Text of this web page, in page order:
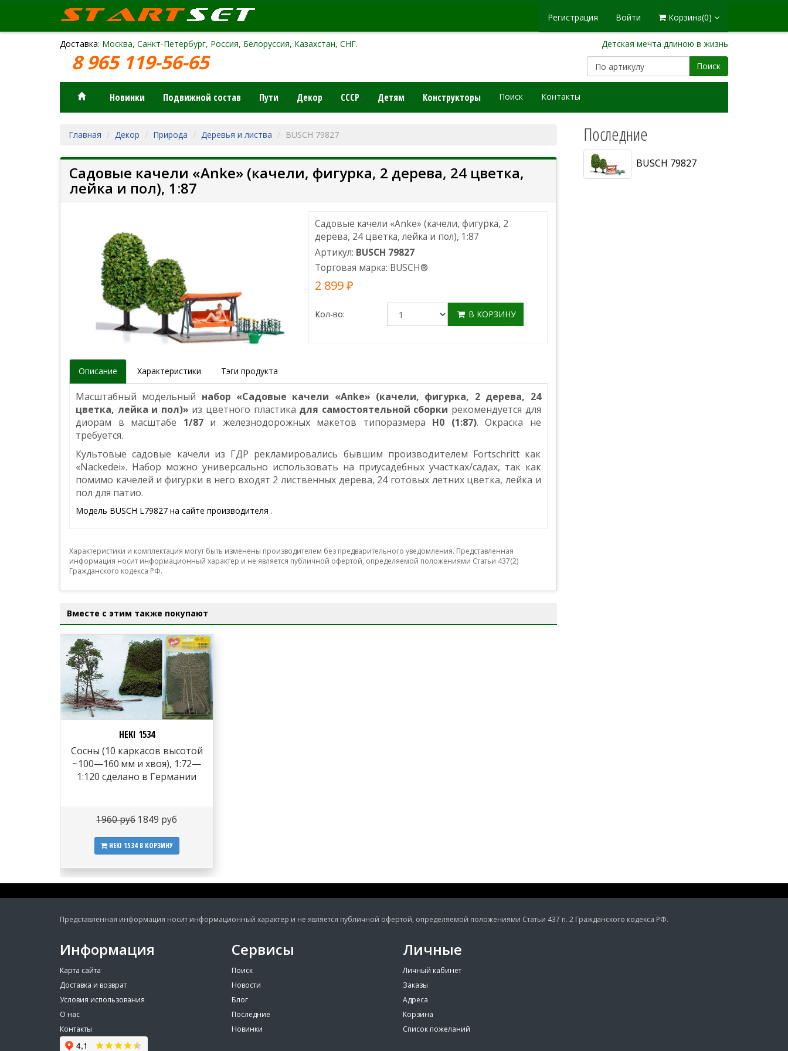
Доставка: Москва, Санкт-Петербург, Россия, Белоруссия, Казахстан, СНГ. Детская мечта длиною в жизнь
Регистрация Войти Корзина(0)
8 965 119-56-65 Поиск
Новинки Подвижной состав Пути Декор СССР Детям Конструкторы Поиск Контакты
Главная Декор Природа Деревья и листва BUSCH 79827
Садовые качели «Anke» (качели, фигурка, 2 дерева, 24 цветка,
лейка и пол), 1:87
Садовые качели «Anke» (качели, фигурка, 2
дерева, 24 цветка, лейка и пол), 1:87
Артикул: BUSCH 79827
Торговая марка: BUSCH®
2 899 ₽
Кол-во: В КОРЗИНУ
Описание Характеристики Тэги продукта
Масштабный модельный набор «Садовые качели «Anke» (качели, фигурка, 2 дерева, 24
цветка, лейка и пол)» из цветного пластика для самостоятельной сборки рекомендуется для
диорам в масштабе 1/87и железнодорожных макетов типоразмера Н0 (1:87). Окраска не
требуется.
Культовые садовые качели из ГДР рекламировались бывшим производителем Fortschritt как
«Nackedei». Набор можно универсально использовать на приусадебных участках/садах, так как
помимо качелей и фигурки в него входят 2 лиственных дерева, 24 готовых летних цветка, лейка и
пол для патио.
Модель BUSCH L79827 на сайте производителя .
Характеристики и комплектация могут быть изменены производителем без предварительного уведомления. Представленная
информация носит информационный характер и не является публичной офертой, определяемой положениями Статьи 437(2)
Гражданского кодекса РФ.
Вместе с этим также покупают
HEKI 1534
Сосны (10 каркасов высотой
~100—160 мм и хвоя), 1:72—
1:120 сделано в Германии
1960 руб 1849 руб
HEKI 1534 В КОРЗИНУ
Последние
BUSCH 79827
Представленная информация носит информационный характер и не является публичной офертой, определяемой положениями Статьи 437 п. 2 Гражданского кодекса РФ.
Информация
Карта сайта
Доставка и возврат
Условия использования
О нас
Контакты
Сервисы
Поиск
Новости
Блог
Последние
Новинки
Личные
Личный кабинет
Заказы
Адреса
Корзина
Список пожеланий